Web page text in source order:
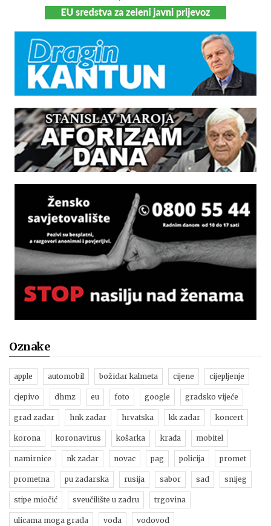
Oznake
apple automobil božidar kalmeta cijene cijepljenje
cjepivo dhmz eu foto google gradsko vijeće
grad zadar hnk zadar hrvatska kk zadar koncert
korona koronavirus košarka krađa mobitel
namirnice nk zadar novac pag policija promet
prometna pu zadarska rusija sabor sad snijeg
stipe miočić sveučilište u zadru trgovina
ulicama moga grada voda vodovod